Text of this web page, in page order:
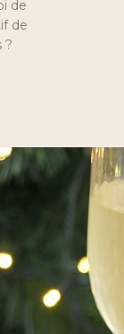
de
de
?